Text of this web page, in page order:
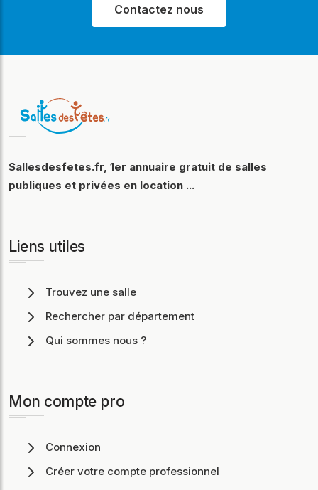
Contactez nous
Sallesdesfetes.fr, 1er annuaire gratuit de salles
publiques et privées en location ...
Liens utiles
Trouvez une salle
Rechercher par département
Qui sommes nous ?
Mon compte pro
Connexion
Créer votre compte professionnel